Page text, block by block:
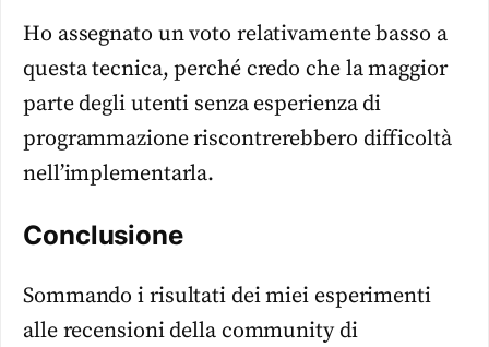
Ho assegnato un voto relativamente basso a
questa tecnica, perché credo che la maggior
parte degli utenti senza esperienza di
programmazione riscontrerebbero difficoltà
nell’implementarla.
Conclusione
Sommando i risultati dei miei esperimenti
alle recensioni della community di